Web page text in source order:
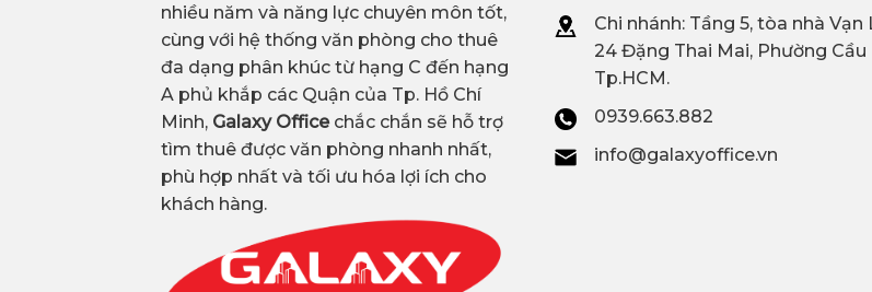
nhiều năm và năng lực chuyên môn tốt,
cùng với hệ thống văn phòng cho thuê
đa dạng phân khúc từ hạng C đến hạng
A phủ khắp các Quận của Tp. Hồ Chí
Minh, Galaxy Office chắc chắn sẽ hỗ trợ
tìm thuê được văn phòng nhanh nhất,
phù hợp nhất và tối ưu hóa lợi ích cho
khách hàng.
Chi nhánh: Tầng 5, tòa nhà Vạn
24 Đặng Thai Mai, Phường Cầu
Tp.HCM.
0939.663.882
info@galaxyoffice.vn